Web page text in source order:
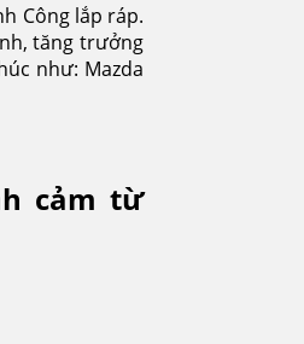
Công lắp ráp.
tăng trưởng
như: Mazda
cảm từ